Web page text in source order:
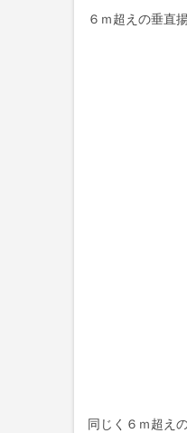
６ｍ超えの垂直
同じく６ｍ超え